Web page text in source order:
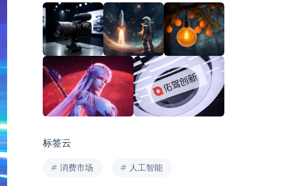
标签云
消费市场 人工智能